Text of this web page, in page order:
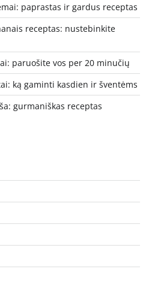
paprastas ir gardus receptas
receptas: nustebinkite
paruošite vos per 20 minučių
ką gaminti kasdien ir šventėms
gurmaniškas receptas